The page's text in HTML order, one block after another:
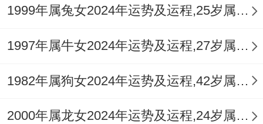
运事业谋划，而随身佩戴与自身生肖相应的
量补益与灾煞屏蔽的直接方式。
八、逐月运势提点（2026丙午年）
正月庚寅、二月辛卯：财星旺地。利于启动
1999年属兔女2024年运势及运程,25岁属兔人2024全年每月运势女性如何
1997年属牛女2024年运势及运程,27岁属牛人2024全年每月运势女性如何
1982年属狗女2024年运势及运程,42岁属狗人2024全年每月运势女性如何
2000年属龙女2024年运势及运程,24岁属龙人2024全年每月运势女性如何